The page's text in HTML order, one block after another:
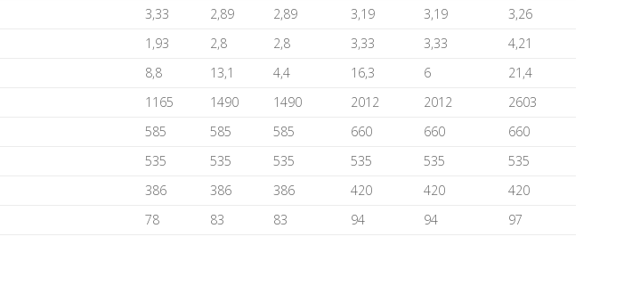
3,33 2,89 2,89 3,19 3,19
3,26
1,93 2,8 2,8 3,33 3,33
4,21
8,8 13,1 4,4 16,3 6
21,4
1165 1490 1490 2012 2012
2603
585 585 585 660 660
660
535 535 535 535 535
535
386 386 386 420 420
420
78 83 83 94 94 97